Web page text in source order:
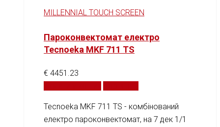
MILLENNIAL TOUCH SCREEN
Пароконвектомат електро
Tecnoeka MKF 711 TS
€ 4451.23
Tecnoeka MKF 711 TS - комбінований
електро пароконвектомат, на 7 дек 1/1